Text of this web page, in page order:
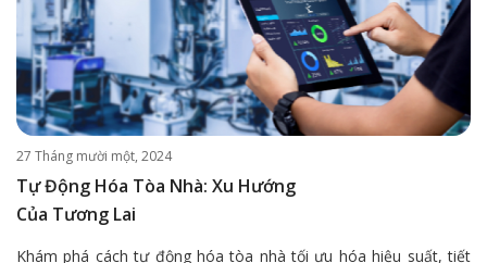
27 Tháng mười một, 2024
Tự Động Hóa Tòa Nhà: Xu Hướng
Của Tương Lai
Khám phá cách tự động hóa tòa nhà tối ưu hóa hiệu suất, tiết